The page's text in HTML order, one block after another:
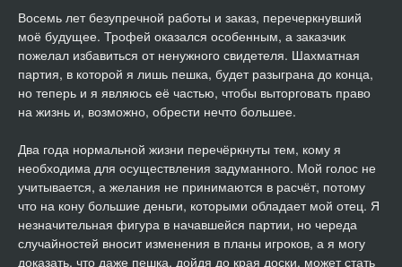
18
25:07
19
20
21
25:58
22
34:08
23
Восемь лет безупречной работы и заказ, перечеркнувший
моё будущее. Трофей оказался особенным, а заказчик
пожелал избавиться от ненужного свидетеля. Шахматная
партия, в которой я лишь пешка, будет разыграна до конца,
но теперь и я являюсь её частью, чтобы выторговать право
на жизнь и, возможно, обрести нечто большее.
Два года нормальной жизни перечёркнуты тем, кому я
необходима для осуществления задуманного. Мой голос не
учитывается, а желания не принимаются в расчёт, потому
что на кону большие деньги, которыми обладает мой отец. Я
незначительная фигура в начавшейся партии, но череда
случайностей вносит изменения в планы игроков, а я могу
доказать, что даже пешка, дойдя до края доски, может стать